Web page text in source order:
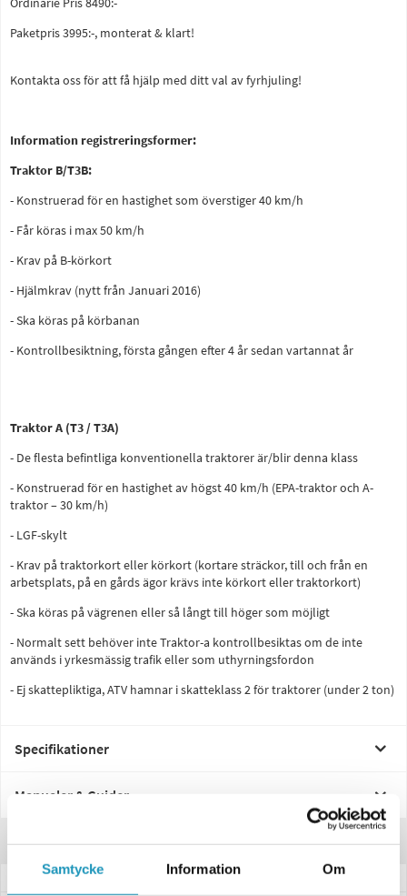
Samtycke Information Om
Paketpris 3995:-, monterat & klart!
Kontakta oss för att få hjälp med ditt val av fyrhjuling!
Information registreringsformer:
Traktor B/T3B:
- Konstruerad för en hastighet som överstiger 40 km/h
- Får köras i max 50 km/h
- Krav på B-körkort
- Hjälmkrav (nytt från Januari 2016)
- Ska köras på körbanan
- Kontrollbesiktning, första gången efter 4 år sedan vartannat år
Traktor A (T3 / T3A)
- De flesta befintliga konventionella traktorer är/blir denna klass
- Konstruerad för en hastighet av högst 40 km/h (EPA-traktor och A-
traktor – 30 km/h)
- LGF-skylt
- Krav på traktorkort eller körkort (kortare sträckor, till och från en
arbetsplats, på en gårds ägor krävs inte körkort eller traktorkort)
- Ska köras på vägrenen eller så långt till höger som möjligt
- Normalt sett behöver inte Traktor-a kontrollbesiktas om de inte
används i yrkesmässig trafik eller som uthyrningsfordon
- Ej skattepliktiga, ATV hamnar i skatteklass 2 för traktorer (under 2 ton)
Specifikationer
Manualer & Guider
Recensioner